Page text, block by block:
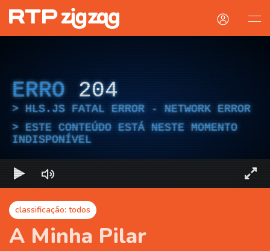
ERRO 204
HLS.JS FATAL ERROR - NETWORK ERROR
ESTE CONTEÚDO ESTÁ NESTE MOMENTO
INDISPONÍVEL
classificação: todos
A Minha Pilar